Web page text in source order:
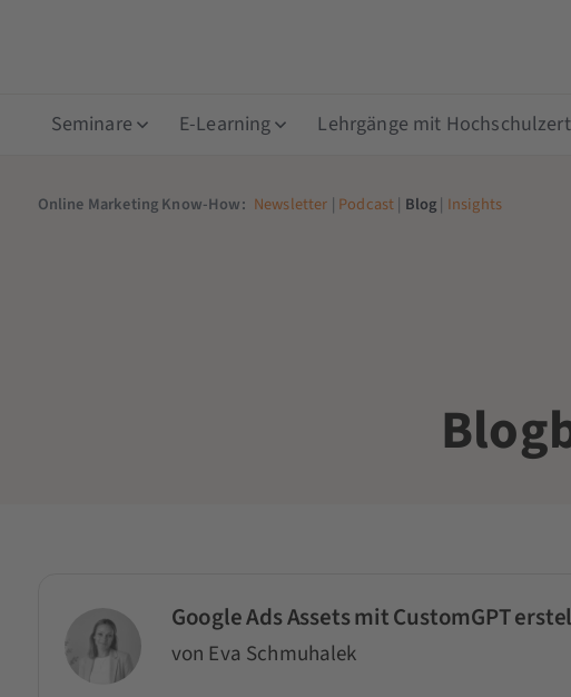
Seminare E-Learning Lehrgänge mit
Online Marketing Know-How: Newsletter | Podcast| Blog| Insights
Google Ads Assets mit CustomGPT
von Eva Schmuhalek